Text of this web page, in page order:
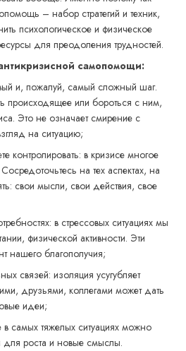
– набор стратегий и техник,
психологическое и физическое
для преодоления трудностей.
самопомощи:
и, пожалуй, самый сложный шаг.
происходящее или бороться с ним,
Это не означает смирение с
на ситуацию;
контролировать: в кризисе многое
на тех аспектах, на
свои мысли, свои действия, свое
в стрессовых ситуациях мы
физической активности. Эти
нашего благополучия;
изоляция усугубляет
друзьями, коллегами может дать
идеи;
тяжелых ситуациях можно
для роста и новые смыслы.